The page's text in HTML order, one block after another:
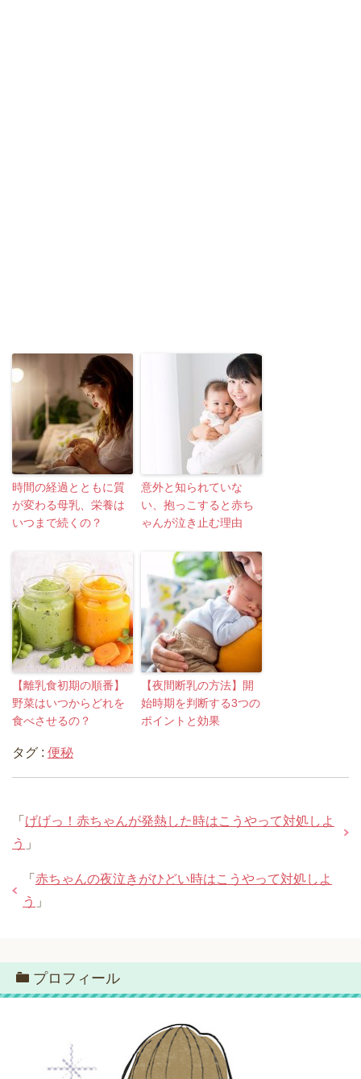
時間の経過とともに質
が変わる母乳、栄養は
いつまで続くの？
意外と知られていな
い、抱っこすると赤ち
ゃんが泣き止む理由
【離乳食初期の順番】
野菜はいつからどれを
食べさせるの？
【夜間断乳の方法】開
始時期を判断する3つの
ポイントと効果
タグ : 便秘
「 げげっ！赤ちゃんが発熱した時はこうやって対処しよ
う 」
「 赤ちゃんの夜泣きがひどい時はこうやって対処しよ
う 」
プロフィール